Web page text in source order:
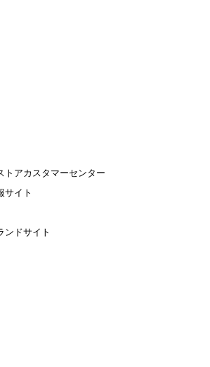
トアカスタマーセンター
サイト
ンドサイト